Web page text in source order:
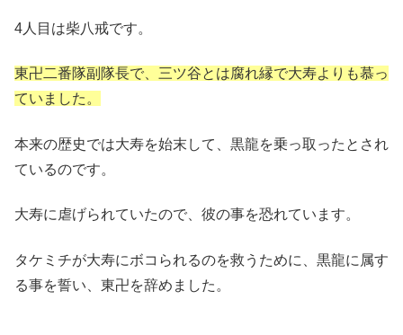
4人目は柴八戒です。
東卍二番隊副隊長で、三ツ谷とは腐れ縁で大寿よりも慕っ
ていました。
本来の歴史では大寿を始末して、黒龍を乗っ取ったとされ
ているのです。
大寿に虐げられていたので、彼の事を恐れています。
タケミチが大寿にボコられるのを救うために、黒龍に属す
る事を誓い、東卍を辞めました。